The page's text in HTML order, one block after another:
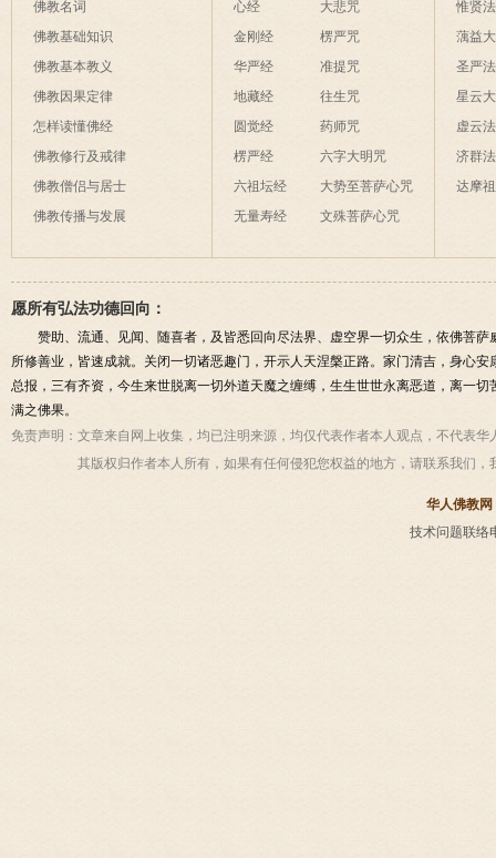
佛教名词
佛教基础知识
佛教基本教义
佛教因果定律
怎样读懂佛经
佛教修行及戒律
佛教僧侣与居士
佛教传播与发展
心经
金刚经
华严经
地藏经
圆觉经
楞严经
六祖坛经
无量寿经
大悲咒
楞严咒
准提咒
往生咒
药师咒
六字大明咒
大势至菩萨心咒
文殊菩萨心咒
惟贤
蕅益
圣严
星云
虚云
济群
达摩
愿所有弘法功德回向：
赞助、流通、见闻、随喜者，及皆悉回向尽法界、虚空界一切众生，依佛菩
所修善业，皆速成就。关闭一切诸恶趣门，开示人天涅槃正路。家门清吉，身心
总报，三有齐资，今生来世脱离一切外道天魔之缠缚，生生世世永离恶道，离一
满之佛果。
免责声明： 文章来自网上收集，均已注明来源，均仅代表作者本人观点，不代表
其版权归作者本人所有，如果有任何侵犯您权益的地方，请联系我们，
华人佛教网
技术问题联络